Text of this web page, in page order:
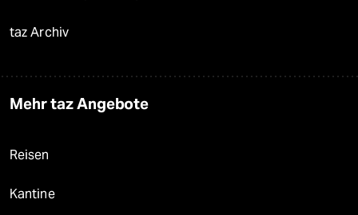
taz Archiv
Mehr taz Angebote
Reisen
Kantine